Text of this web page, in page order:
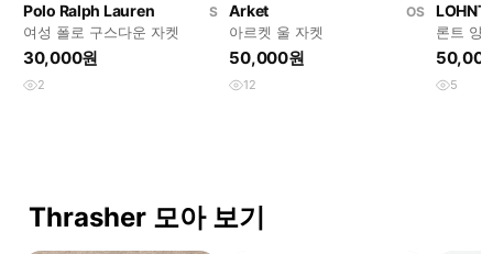
Polo Ralph Lauren
S
여성 폴로 구스다운 자켓
30,000원
2
Arket
OS
아르켓 울 자켓
50,000원
12
LOHNT
론트 양
5
Thrasher 모아 보기